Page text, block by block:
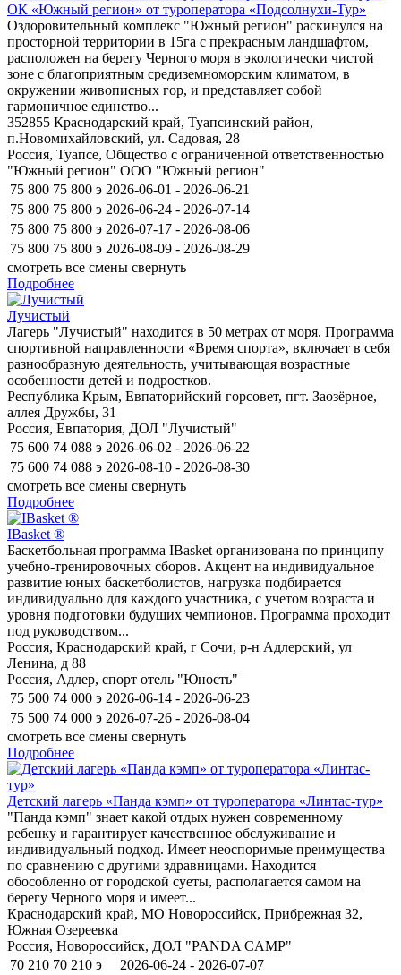
ОК «Южный регион» от туроператора «Подсолнухи-Тур»
Оздоровительный комплекс "Южный регион" раскинулся на
просторной территории в 15га с прекрасным ландшафтом,
расположен на берегу Черного моря в экологически чистой
зоне с благоприятным средиземноморским климатом, в
окружении живописных гор, и представляет собой
гармоничное единство...
352855 Краснодарский край, Туапсинский район,
п.Новомихайловский, ул. Садовая, 28
Россия, Туапсе, Общество с ограниченной ответственностью
"Южный регион" ООО "Южный регион"
75 800 75 800 э 2026-06-01 - 2026-06-21
75 800 75 800 э 2026-06-24 - 2026-07-14
75 800 75 800 э 2026-07-17 - 2026-08-06
75 800 75 800 э 2026-08-09 - 2026-08-29
смотреть все смены свернуть
Подробнее
Лучистый
Лагерь "Лучистый" находится в 50 метрах от моря. Программа
спортивной направленности «Время спорта», включает в себя
разнообразную деятельность, учитывающая возрастные
особенности детей и подростков.
Республика Крым, Евпаторийский горсовет, пгт. Заозёрное,
аллея Дружбы, 31
Россия, Евпатория, ДОЛ "Лучистый"
75 600 74 088 э 2026-06-02 - 2026-06-22
75 600 74 088 э 2026-08-10 - 2026-08-30
смотреть все смены свернуть
Подробнее
IBasket ®
Баскетбольная программа IBasket организована по принципу
учебно-тренировочных сборов. Акцент на индивидуальное
развитие юных баскетболистов, нагрузка подбирается
индивидуально для каждого участника, с учетом возраста и
уровня подготовки будущих чемпионов. Программа проходит
под руководством...
Россия, Краснодарский край, г Сочи, р-н Адлерский, ул
Ленина, д 88
Россия, Адлер, спорт отель "Юность"
75 500 74 000 э 2026-06-14 - 2026-06-23
75 500 74 000 э 2026-07-26 - 2026-08-04
смотреть все смены свернуть
Подробнее
Детский лагерь «Панда кэмп» от туроператора «Линтас-тур»
"Панда кэмп" знает какой отдых нужен современному
ребенку и гарантирует качественное обслуживание и
индивидуальный подход. Имеет неоспоримые преимущества
по сравнению с другими здравницами. Находится
обособленно от городской суеты, располагается самом на
берегу Черного моря и имеет...
Краснодарский край, МО Новороссийск, Прибрежная 32,
Южная Озереевка
Россия, Новороссийск, ДОЛ "PANDA CAMP"
70 210 70 210 э
2026-06-24 - 2026-07-07